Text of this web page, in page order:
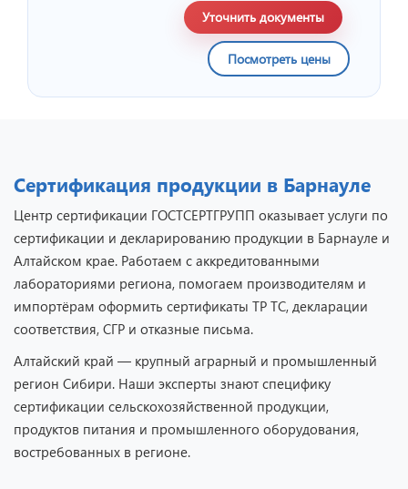
Уточнить документы
Посмотреть цены
Сертификация продукции в Барнауле
Центр сертификации ГОСТСЕРТГРУПП оказывает услуги по
сертификации и декларированию продукции в Барнауле и
Алтайском крае. Работаем с аккредитованными
лабораториями региона, помогаем производителям и
импортёрам оформить сертификаты ТР ТС, декларации
соответствия, СГР и отказные письма.
Алтайский край — крупный аграрный и промышленный
регион Сибири. Наши эксперты знают специфику
сертификации сельскохозяйственной продукции,
продуктов питания и промышленного оборудования,
востребованных в регионе.